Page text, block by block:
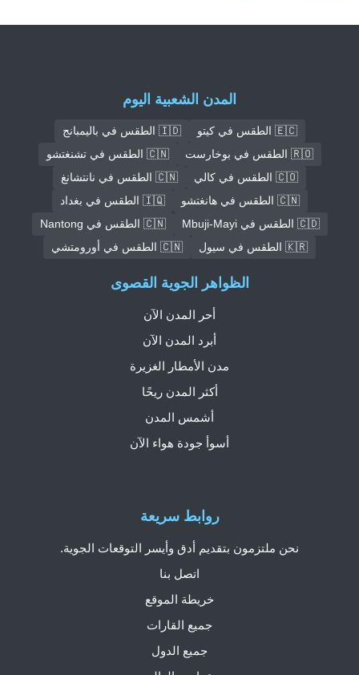
المدن الشعبية اليوم
🇪🇨 الطقس في كيتو
🇮🇩 الطقس في باليمبانج
🇷🇴 الطقس في بوخارست
🇨🇳 الطقس في تشنغتشو
🇨🇴 الطقس في كالي
🇨🇳 الطقس في نانتشانغ
🇨🇳 الطقس في هانغتشو
🇮🇶 الطقس في بغداد
🇨🇩 الطقس في Mbuji-Mayi
🇨🇳 الطقس في Nantong
🇰🇷 الطقس في سيول
🇨🇳 الطقس في أورومتشي
روابط سريعة
نحن ملتزمون بتقديم أدق وأيسر التوقعات الجوية.
اتصل بنا
خريطة الموقع
جميع القارات
جميع الدول
الظواهر الجوية القصوى
أحر المدن الآن
أبرد المدن الآن
مدن الأمطار الغزيرة
أكثر المدن ريحًا
أشمس المدن
أسوأ جودة هواء الآن